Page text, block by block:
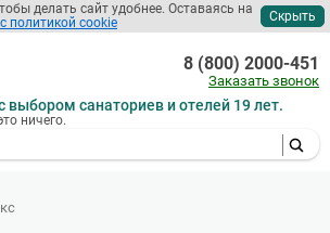
делать сайт удобнее. Оставаясь на
с политикой cookie Скрыть
выбором санаториев и отелей 19 лет.
ничего.
8 (800) 2000-451
Заказать звонок